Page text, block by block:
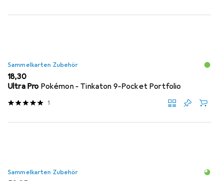
Sammelkarten Zubehör
EUR
18,30
Ultra Pro Pokémon - Tinkaton 9-Pocket Portfolio
1
Sammelkarten Zubehör